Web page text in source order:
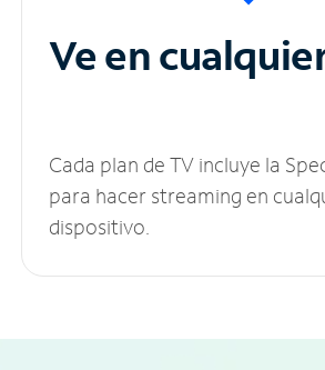
Ve en
Cada plan de TV incluye la
para hacer streaming en
dispositivo.